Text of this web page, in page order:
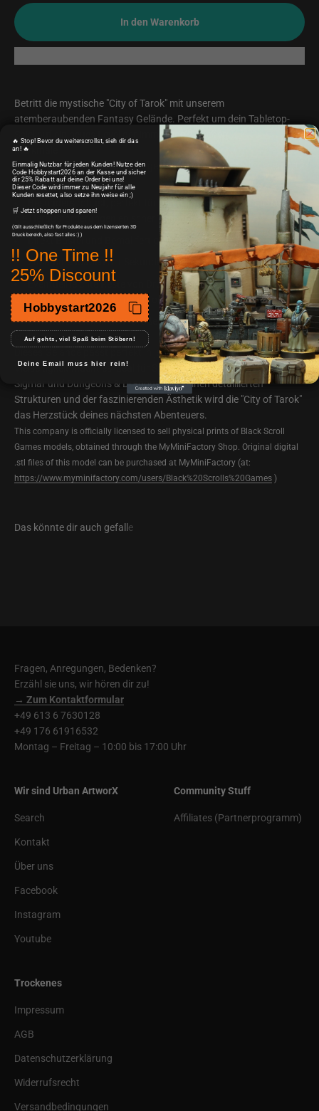
In den Warenkorb
Betritt die mystische "City of Tarok" mit unserem
atemberaubenden Fantasy Gelände. Perfekt um dein Tabletop-
Spiel auf ein neues Level der Immersion zu heben.
Merkmale
Aus hochwertigem PLA hergestellt, gedruckt in sehr feinen 0,12
mm Schichtstärke
Besonders robust, perfekt für den alltäglichen Gebrauch und
die Herausforderungen epischer Tabletop-Schlachten.
Direkt Bastel und Bemal-fertig!
Zusammenbauen mit Sekundenkleber ist mühelos.
Eventuell leichte Reste von Drucksupports oder Brims, leicht zu
entfernen, und stellen keinen Produktmangel dar.
Miniaturen dienen dem Größenvergleich und sind nicht
enthalten
Dieses Gelände passt perfekt in jede Fantasy-Tabletop-Welt. Seine
Vielseitigkeit macht es ideal für Spiele wie Warhammer Age of
Sigmar und Dungeons & Dragons. Mit seinen detaillierten
Strukturen und der faszinierenden Ästhetik wird die "City of Tarok"
das Herzstück deines nächsten Abenteuers.
This company is officially licensed to sell physical prints of Black Scroll
Games models, obtained through the MyMiniFactory Shop. Original digital
.stl files of this model can be purchased at MyMiniFactory (at:
https://www.myminifactory.com/users/Black%20Scrolls%20Games )
Fragen, Anregungen, Bedenken?
Erzähl sie uns, wir hören dir zu!
→ Zum Kontaktformular
+49 613 6 7630128
+49 176 61916532
Montag – Freitag – 10:00 bis 17:00 Uhr
Wir sind Urban ArtworX
Search
Kontakt
Über uns
Facebook
Instagram
Youtube
Community Stuff
Affiliates (Partnerprogramm)
Trockenes
Impressum
AGB
Datenschutzerklärung
Widerrufsrecht
Versandbedingungen
🔥 Stop! Bevor du weiterscrollst, sieh dir das
an! 🔥
Einmalig Nutzbar für jeden Kunden! Nutze den
Code Hobbystart2026 an der Kasse und sicher
dir 25% Rabatt auf deine Order bei uns!
Dieser Code wird immer zu Neujahr für alle
Kunden resettet, also setze ihn weise ein ;)
🛒 Jetzt shoppen und sparen!
(Gilt ausschließlich für Produkte aus dem lizensierten 3D
Druck bereich, also fast alles :) )
!! One Time !!
25% Discount
Hobbystart2026
Auf gehts, viel Spaß beim Stöbern!